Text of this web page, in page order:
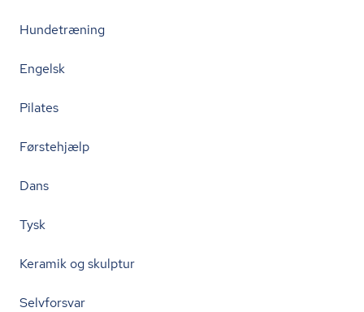
Hundetræning
Engelsk
Pilates
Førstehjælp
Dans
Tysk
Keramik og skulptur
Selvforsvar